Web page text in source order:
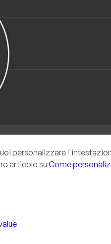
personalizzare
articolo su Come